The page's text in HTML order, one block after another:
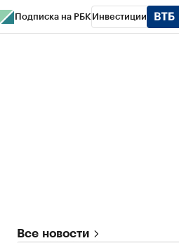
Подписка на РБК Инвестиции
Все новости